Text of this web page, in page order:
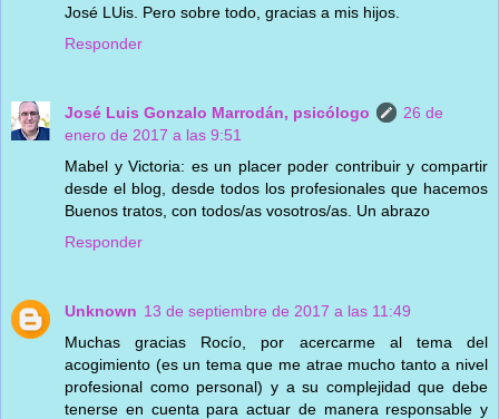
José LUis. Pero sobre todo, gracias a mis hijos.
Responder
José Luis Gonzalo Marrodán, psicólogo
26 de
enero de 2017 a las 9:51
Mabel y Victoria: es un placer poder contribuir y compartir
desde el blog, desde todos los profesionales que hacemos
Buenos tratos, con todos/as vosotros/as. Un abrazo
Responder
Unknown 13 de septiembre de 2017 a las 11:49
Muchas gracias Rocío, por acercarme al tema del
acogimiento (es un tema que me atrae mucho tanto a nivel
profesional como personal) y a su complejidad que debe
tenerse en cuenta para actuar de manera responsable y